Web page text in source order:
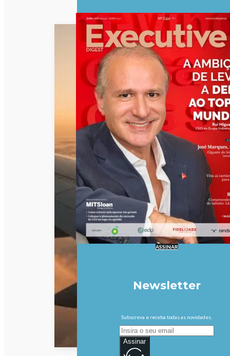
ASSINAR
Newsletter
Subscreva e receba todas as novidades.
Assinar